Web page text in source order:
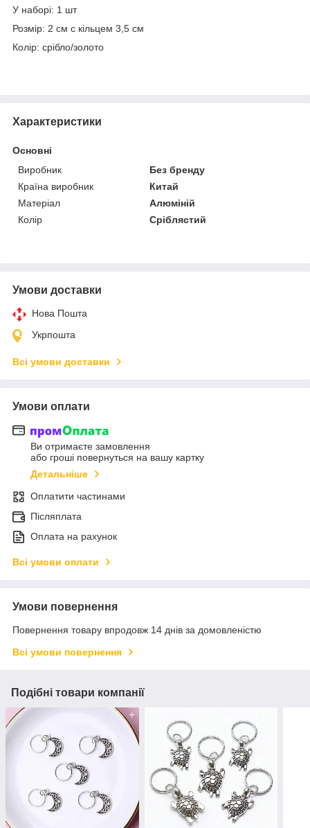
У наборі: 1 шт
Розмір: 2 см с кільцем 3,5 см
Колір: срібло/золото
Характеристики
Основні
Виробник
Без бренду
Країна виробник
Китай
Матеріал
Алюміній
Колір
Сріблястий
Умови доставки
Нова Пошта
Укрпошта
Всі умови доставки
Умови оплати
Ви отримаєте замовлення
або гроші повернуться на вашу картку
Детальніше
Оплатити частинами
Післяплата
Оплата на рахунок
Всі умови оплати
Умови повернення
Повернення товару впродовж 14 днів за домовленістю
Всі умови повернення
Подібні товари компанії